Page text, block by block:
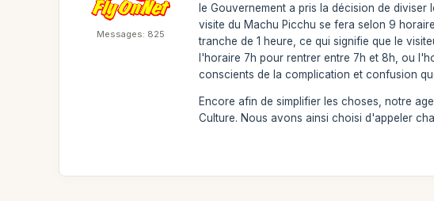
Messages: 825
le Gouvernement a pris la décision de
visite du Machu Picchu se fera selon 9
tranche de 1 heure, ce qui signifie que le
l'horaire 7h pour rentrer entre 7h et 8h, ou
conscients de la complication et confusion
Encore afin de simplifier les choses, notre
Culture. Nous avons ainsi choisi d'appeler